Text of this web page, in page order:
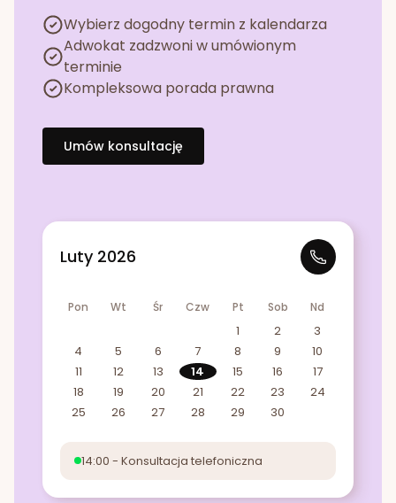
Wybierz dogodny termin z kalendarza
Adwokat zadzwoni w umówionym
terminie
Kompleksowa porada prawna
Umów konsultację
Luty 2026
Pon Wt Śr Czw Pt Sob Nd
1 2
3
4
5 6 7 8 9
10
11
12 13 14 15 16
17
18
19 20 21 22 23
24
25
26 27 28 29 30
14:00 - Konsultacja telefoniczna